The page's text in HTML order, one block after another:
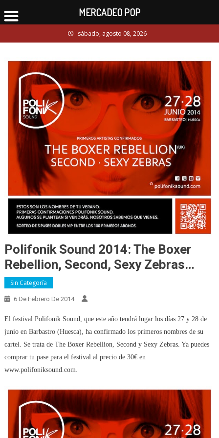
to
sábado, agosto 08, 2026
Polifonik Sound 2014: The Boxer
Rebellion, Second, Sexy Zebras…
Sin Categoría
6 De Febrero De 2014
El festival Polifonik Sound, que este año tendrá lugar los días 27 y 28 de
junio en Barbastro (Huesca), ha confirmado los primeros nombres de su
cartel. Se trata de The Boxer Rebellion, Second y Sexy Zebras. Ya puedes
comprar tu pase para el festival al precio de 30€ en
www.polifoniksound.com.
MERCADEO POP